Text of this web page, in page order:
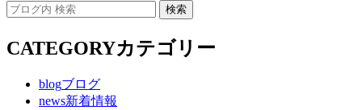
CATEGORYカテゴリー
blogブログ
news新着情報